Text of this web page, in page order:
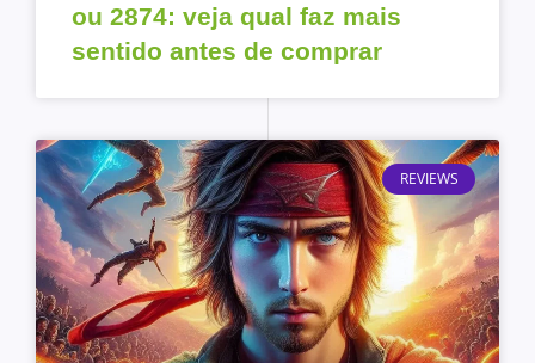
ou 2874: veja qual faz mais
sentido antes de comprar
REVIEWS